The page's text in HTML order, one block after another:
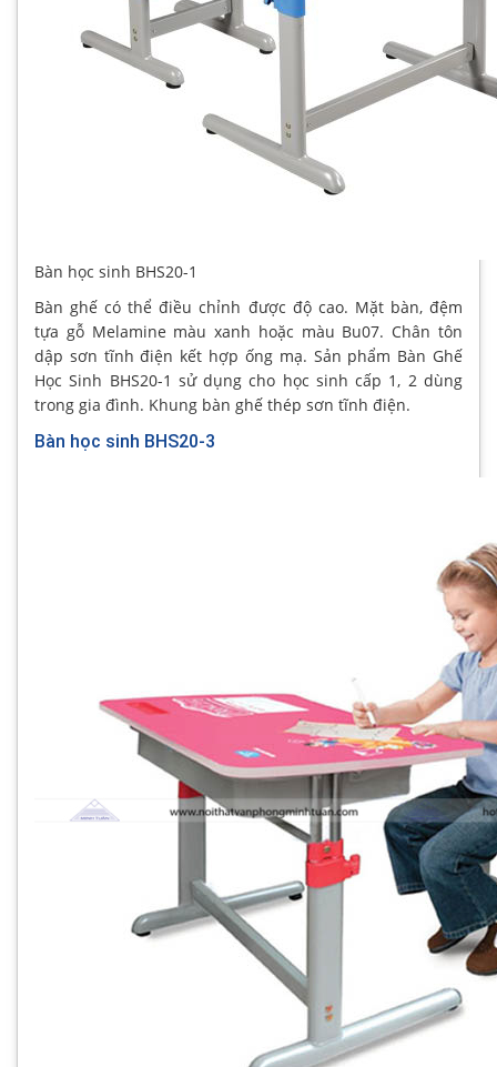
Bàn học sinh BHS20-1
Bàn ghế có thể điều chỉnh được độ cao. Mặt bàn, đệm
tựa gỗ Melamine màu xanh hoặc màu Bu07. Chân tôn
dập sơn tĩnh điện kết hợp ống mạ. Sản phẩm Bàn Ghế
Học Sinh BHS20-1 sử dụng cho học sinh cấp 1, 2 dùng
trong gia đình. Khung bàn ghế thép sơn tĩnh điện.
Bàn học sinh BHS20-3